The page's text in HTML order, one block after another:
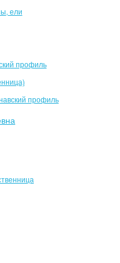
ели
профиль
профиль